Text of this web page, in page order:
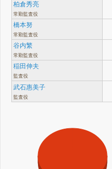
柏倉秀亮
常勤監査役
橋本努
常勤監査役
谷内繁
常勤監査役
稲田伸夫
監査役
武石惠美子
監査役